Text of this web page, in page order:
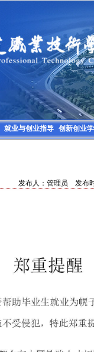
就业与创业指导 创新创业
发布人：管理员 发布